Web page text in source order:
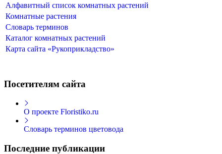
Алфавитный список комнатных растений
Комнатные растения
Словарь терминов
Каталог комнатных растений
Карта сайта «Рукоприкладство»
Посетителям сайта
О проекте Floristiko.ru
Словарь терминов цветовода
Последние публикации